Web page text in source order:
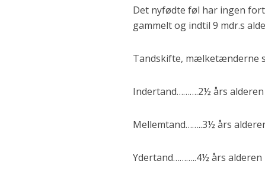
Det nyfødte føl har ingen
gammelt og indtil 9 mdr.s
Tandskifte, mælketænderne
Indertand……….2½ års alderen
Mellemtand……..3½ års
Ydertand………..4½ års alderen